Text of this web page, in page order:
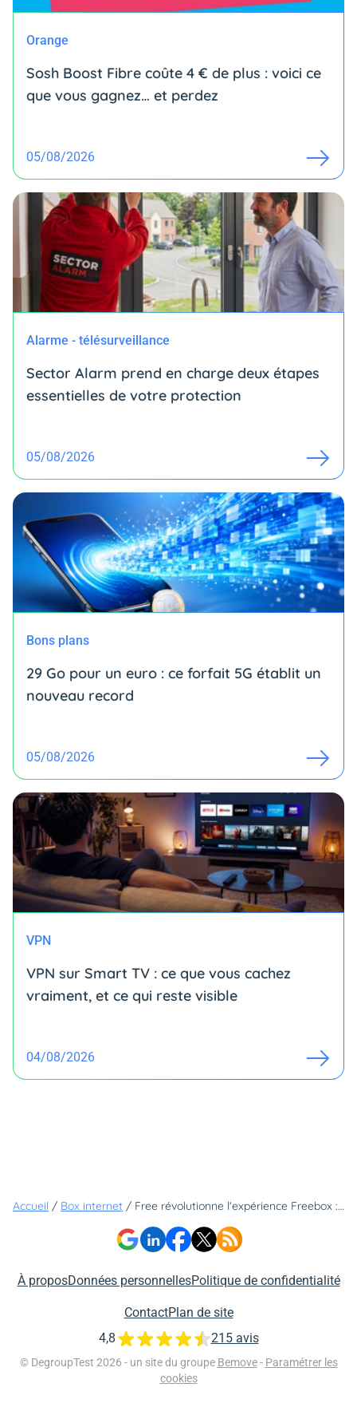
Orange
Sosh Boost Fibre coûte 4 € de plus : voici ce
que vous gagnez… et perdez
05/08/2026
Alarme - télésurveillance
Sector Alarm prend en charge deux étapes
essentielles de votre protection
05/08/2026
Bons plans
29 Go pour un euro : ce forfait 5G établit un
nouveau record
05/08/2026
VPN
VPN sur Smart TV : ce que vous cachez
vraiment, et ce qui reste visible
04/08/2026
Accueil / Box internet / Free révolutionne l'expérience Freebox : voici les 2 applications à télécharger d'urgence
À proposDonnées personnellesPolitique de confidentialité
ContactPlan de site
© DegroupTest 2026 - un site du groupe Bemove - Paramétrer les
cookies
4,8 215 avis